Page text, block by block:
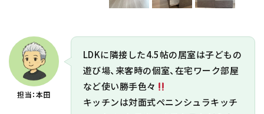
担当：本田
LDKに隣接した4.5帖の居室は子どもの
遊び場、来客時の個室、在宅ワーク部屋
など使い勝手色々
キッチンは対面式ペニンシュラキッチ